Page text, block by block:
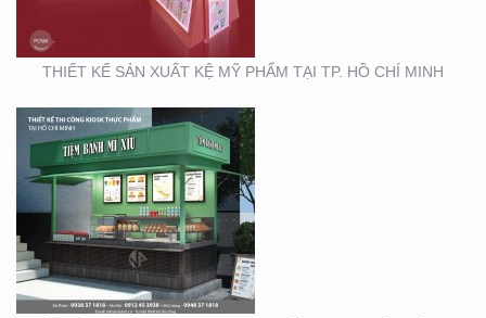
THIẾT KẾ SẢN XUẤT KỆ MỸ PHẨM TẠI TP. HỒ CHÍ MINH
THIẾT KẾ THI CÔNG
GIAN HÀNG BLU SÀI
GÒN